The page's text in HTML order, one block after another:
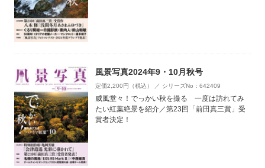
風景写真2024年9・10月秋号
定価2,200円（税込） ／ シリーズNo：642409
威風堂々！でっかい秋を撮る 一度は訪れてみ
たい紅葉絶景を紹介／第23回「前田真三賞」受
賞者決定！